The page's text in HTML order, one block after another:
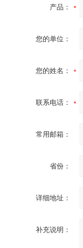
产品：
您的单位：
您的姓名：
联系电话：
常用邮箱：
省份：
详细地址：
补充说明：